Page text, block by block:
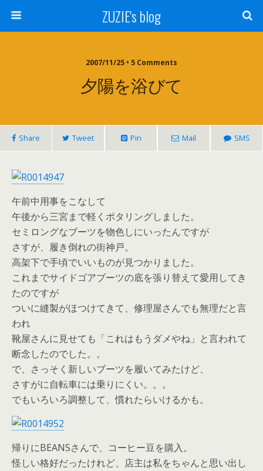
ZUZIE's blog
2007/11/25 • 5 Comments
夕陽を浴びて
Share Tweet Pin Mail SMS
午前中用事をこなして
午後から三宮まで軽くポタリングしました。
セミロングなブーツを物色しにいったんですが
さすが、履き倒れの街神戸。
高架下で手頃でいいものが見つかりました。
これまでサイドゴアブーツの底を張り替えて愛用してき
たのですが
ついに縫製がほつけてきて、修理屋さんでも無理だと言
われ
靴屋さんに見せても「これはもうダメやね」と言われて
断念したのでした。。
で、さっそく新しいブーツを履いてみたけど、
さすがに自転車には乗りにくい。。。
でもいろいろ調整して、慣れたらいけるかも。
帰りにBEANSさんで、コーヒー豆を購入。
怪しい格好だったけれど、店主は私をちゃんと思い出し